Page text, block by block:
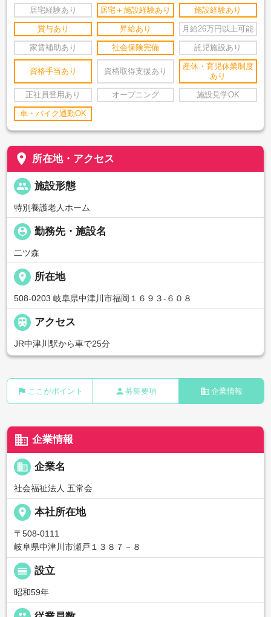
居宅経験あり 居宅＋施設経験あり 施設経験あり
賞与あり 昇給あり 月給26万円以上可能
家賃補助あり 社会保険完備 託児施設あり
資格手当あり 資格取得支援あり
産休・育児休業制度
あり
正社員登用あり オープニング 施設見学OK
車・バイク通勤OK
place 所在地・アクセス
people 施設形態
特別養護老人ホーム
person_pin 勤務先・施設名
二ツ森
place 所在地
508-0203 岐阜県中津川市福岡１６９３-６０８
 アクセス
JR中津川駅から車で25分
flag ここがポイント person 募集要項 business 企業情報
business 企業情報
business 企業名
社会福祉法人 五常会
place 本社所在地
〒508-0111
岐阜県中津川市瀬戸１３８７－８
calendar_view_day 設立
昭和59年